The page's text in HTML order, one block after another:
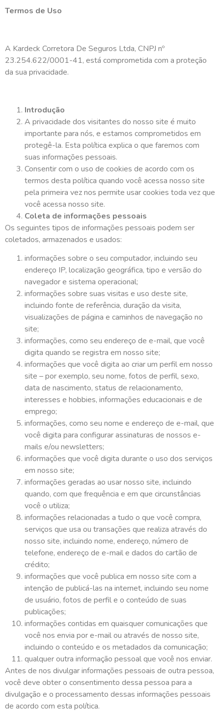
Termos de Uso
A Kardeck Corretora De Seguros Ltda, CNPJ nº
23.254.622/0001-41, está comprometida com a proteção
da sua privacidade.
Introdução
A privacidade dos visitantes do nosso site é muito
importante para nós, e estamos comprometidos em
protegê-la. Esta política explica o que faremos com
suas informações pessoais.
Consentir com o uso de cookies de acordo com os
termos desta política quando você acessa nosso site
pela primeira vez nos permite usar cookies toda vez que
você acessa nosso site.
Coleta de informações pessoais
Os seguintes tipos de informações pessoais podem ser
coletados, armazenados e usados:
informações sobre o seu computador, incluindo seu
endereço IP, localização geográfica, tipo e versão do
navegador e sistema operacional;
informações sobre suas visitas e uso deste site,
incluindo fonte de referência, duração da visita,
visualizações de página e caminhos de navegação no
site;
informações, como seu endereço de e-mail, que você
digita quando se registra em nosso site;
informações que você digita ao criar um perfil em nosso
site – por exemplo, seu nome, fotos de perfil, sexo,
data de nascimento, status de relacionamento,
interesses e hobbies, informações educacionais e de
emprego;
informações, como seu nome e endereço de e-mail, que
você digita para configurar assinaturas de nossos e-
mails e/ou newsletters;
informações que você digita durante o uso dos serviços
em nosso site;
informações geradas ao usar nosso site, incluindo
quando, com que frequência e em que circunstâncias
você o utiliza;
informações relacionadas a tudo o que você compra,
serviços que usa ou transações que realiza através do
nosso site, incluindo nome, endereço, número de
telefone, endereço de e-mail e dados do cartão de
crédito;
informações que você publica em nosso site com a
intenção de publicá-las na internet, incluindo seu nome
de usuário, fotos de perfil e o conteúdo de suas
publicações;
informações contidas em quaisquer comunicações que
você nos envia por e-mail ou através de nosso site,
incluindo o conteúdo e os metadados da comunicação;
qualquer outra informação pessoal que você nos enviar.
Antes de nos divulgar informações pessoais de outra pessoa,
você deve obter o consentimento dessa pessoa para a
divulgação e o processamento dessas informações pessoais
de acordo com esta política.